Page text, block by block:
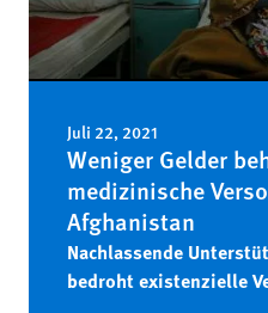
Juli 22, 2021
Weniger Gelder
medizinische
Afghanistan
Nachlassende
bedroht existenzielle